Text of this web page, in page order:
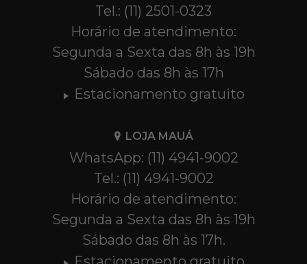
Tel.: (11) 2501-0323
Horário de atendimento:
Segunda a Sexta das 8h às 19h
Sábado das 8h às 17h
Estacionamento gratuito
LOJA MAUÁ
WhatsApp: (11) 4941-9002
Tel.: (11) 4941-9002
Horário de atendimento:
Segunda a Sexta das 8h às 19h
Sábado das 8h às 17h.